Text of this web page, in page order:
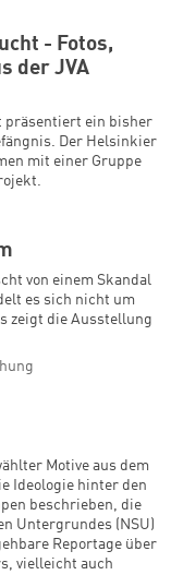
- Fotos,
der JVA
präsentiert ein bisher
Der Helsinkier
mit einer Gruppe
von einem Skandal
es sich nicht um
zeigt die Ausstellung
Motive aus dem
Ideologie hinter den
beschrieben, die
Untergrundes (NSU)
Reportage über
vielleicht auch